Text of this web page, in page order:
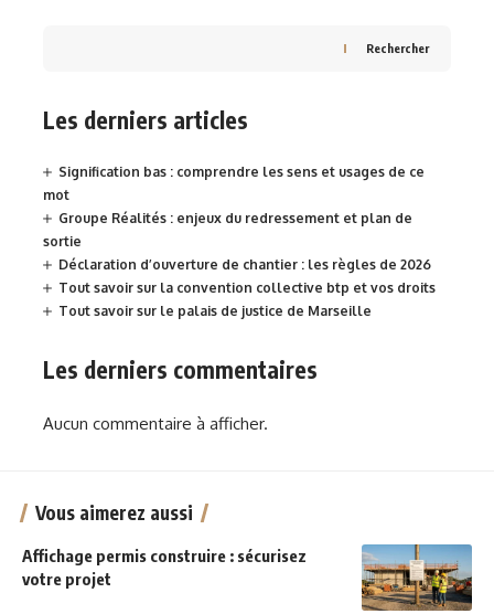
Rechercher
Les derniers articles
Signification bas : comprendre les sens et usages de ce
mot
Groupe Réalités : enjeux du redressement et plan de
sortie
Déclaration d’ouverture de chantier : les règles de 2026
Tout savoir sur la convention collective btp et vos droits
Tout savoir sur le palais de justice de Marseille
Les derniers commentaires
Aucun commentaire à afficher.
Vous aimerez aussi
Affichage permis construire : sécurisez
votre projet